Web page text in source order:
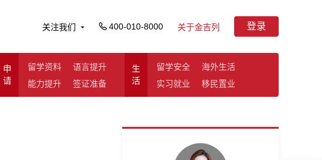
关注我们 400-010-8000 关于金吉列 登录
申
请
留学资料
语言提升
能力提升
签证准备
生
活
留学安全
海外生活
实习就业
移民置业